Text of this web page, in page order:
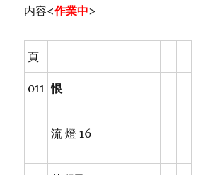
内容<作業中>
頁
011 恨
流 燈 16